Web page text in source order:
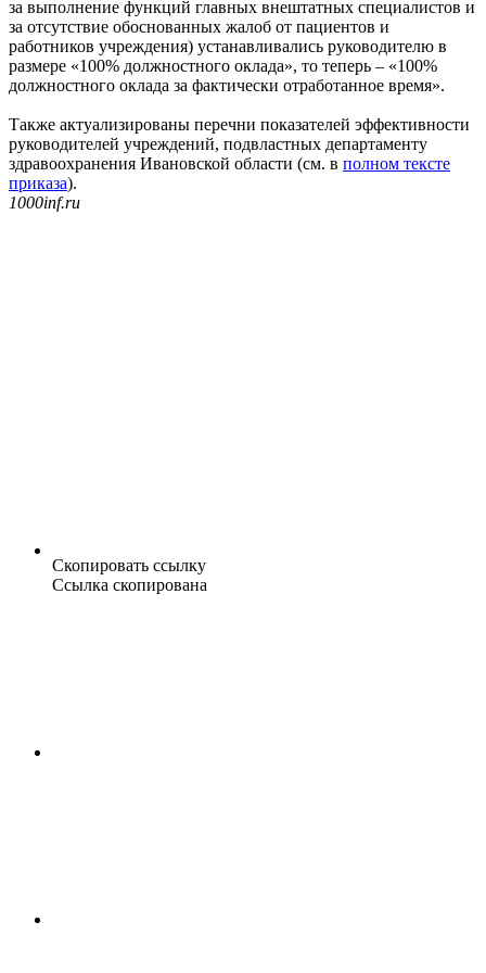
за выполнение функций главных внештатных специалистов и
за отсутствие обоснованных жалоб от пациентов и
работников учреждения) устанавливались руководителю в
размере «100% должностного оклада», то теперь – «100%
должностного оклада за фактически отработанное время».
Также актуализированы перечни показателей эффективности
руководителей учреждений, подвластных департаменту
здравоохранения Ивановской области (см. в полном тексте
приказа).
1000inf.ru
Скопировать ссылку
Ссылка скопирована